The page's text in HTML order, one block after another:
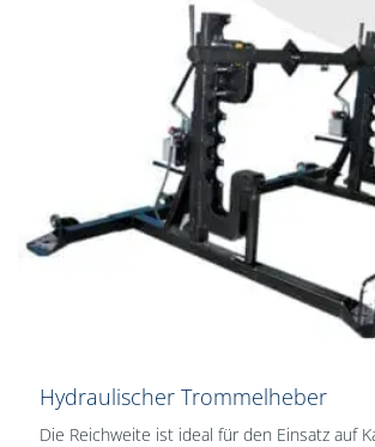
Hydraulischer Trommelheber
Die Reichweite ist ideal für den Einsatz auf